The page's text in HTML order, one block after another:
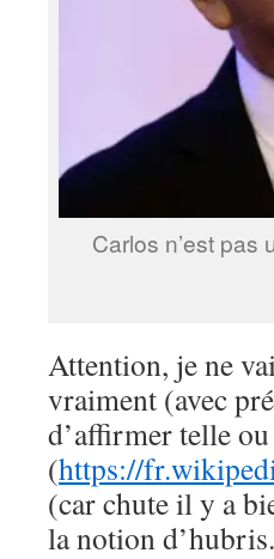
Carlos n’est pas
Attention, je ne
vraiment (avec
d’affirmer telle
(https://
(car chute il y a
la notion d’hubris.